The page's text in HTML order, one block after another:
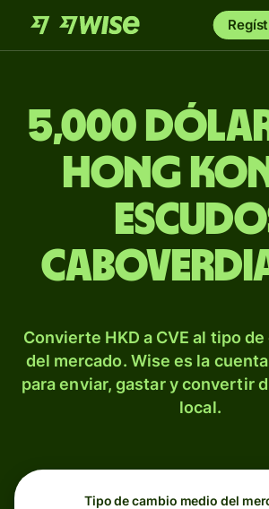
5,000
Hong
Convierte HKD a CVE al tipo
del mercado. Wise es la
para enviar, gastar y convertir
local.
Tipo de cambio medio del